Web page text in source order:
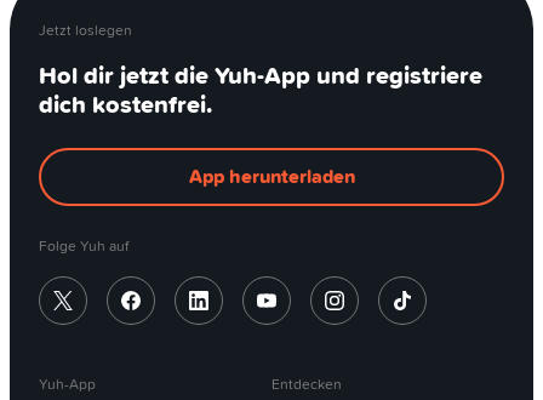
CAD, SEK, HKD, NOK, DKK, AED und SGD)
SEPA-Überweisungen in EUR:
SEPA-Raums, wenn du Euro versendest.
SEPA-Überweisungen in anderen
Währungen:
Bitte beachte, dass Yuh für diese Dienstleistungen
keine Gebühren erhebt, während Drittbanken, die
eigenen Gebühren erheben können.
Jetzt loslegen
Hol dir jetzt die Yuh-App und registriere
dich kostenfrei.
App herunterladen
Folge Yuh auf
Yuh-App Entdecken